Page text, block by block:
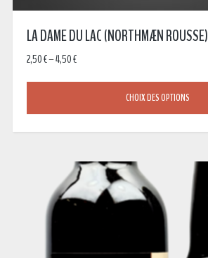
LA DAME DU LAC (NORTHMÆN ROUSSE)
2,50€–4,50€
CHOIX DES OPTIONS